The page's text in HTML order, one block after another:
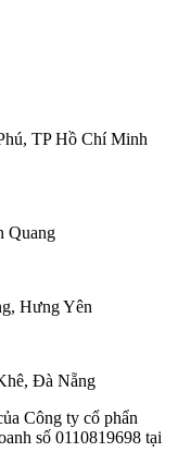
TP Hồ Chí Minh
Quang
Hưng Yên
Đà Nẵng
Công ty cổ phẩn
số 0110819698 tại